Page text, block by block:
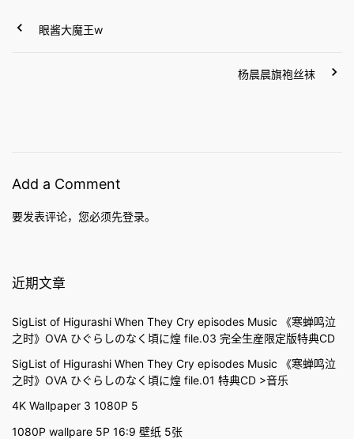
眼酱大魔王w
杨晨晨旗袍丝袜
Add a Comment
要发表评论，您必须先登录。
近期文章
SigList of Higurashi When They Cry episodes Music 《寒蝉鸣泣
之时》OVA ひぐらしのなく頃に煌 file.03 完全生産限定版特典CD
SigList of Higurashi When They Cry episodes Music 《寒蝉鸣泣
之时》OVA ひぐらしのなく頃に煌 file.01 特典CD >音乐
4K Wallpaper 3 1080P 5
1080P wallpare 5P 16:9 壁纸 5张